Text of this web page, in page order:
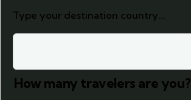
Type your destination country...
How many travelers are you?